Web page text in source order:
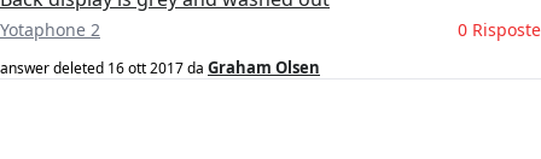
Yotaphone 2 0 Risposte
answer deleted 16 ott 2017da Graham Olsen